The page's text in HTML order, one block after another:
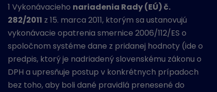
1 Vykonávacieho nariadenia Rady (EÚ) č.
282/2011 z 15. marca 2011, ktorým sa ustanovujú
vykonávacie opatrenia smernice 2006/112/ES o
spoločnom systéme dane z pridanej hodnoty (ide o
predpis, ktorý je nadriadený slovenskému zákonu o
DPH a upresňuje postup v konkrétnych prípadoch
bez toho, aby boli dané pravidlá prenesené do